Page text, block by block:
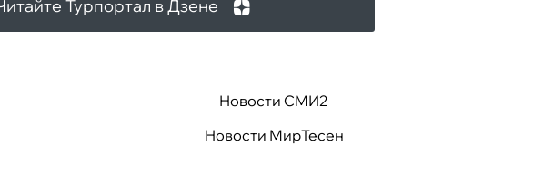
Турпортал в Дзене
Новости СМИ2
Новости МирТесен